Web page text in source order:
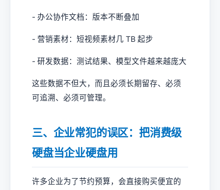
- 办公协作文档：版本不断叠加
- 营销素材：短视频素材几 TB 起步
- 研发数据：测试结果、模型文件越来越庞大
这些数据不但大，而且必须长期留存、必须
可追溯、必须可管理。
三、企业常犯的误区：把消费级
硬盘当企业硬盘用
许多企业为了节约预算，会直接购买便宜的